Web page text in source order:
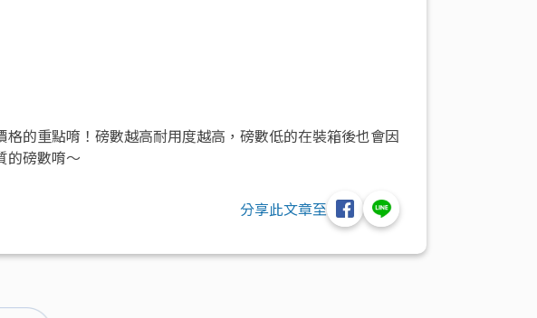
的重點唷！磅數越高耐用度越高，磅數低的在裝箱後也會因
的磅數唷～
分享此文章至